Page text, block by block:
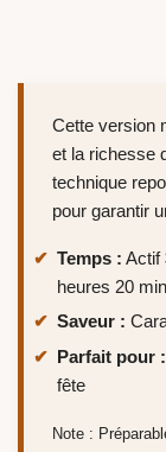
Cette version
et la richesse
technique
pour garantir
Temps : Actif
heures 20 min
Saveur :
Parfait pour :
fête
Note :